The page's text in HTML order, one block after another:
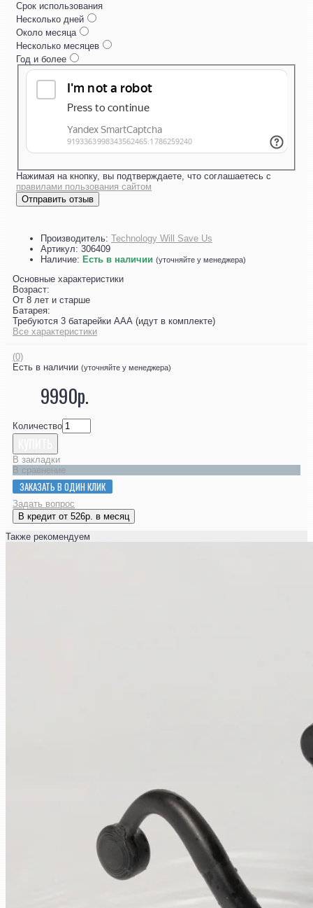
Срок использования
Несколько дней
Около месяца
Несколько месяцев
Год и более
Нажимая на кнопку, вы подтверждаете, что соглашаетесь с
правилами пользования сайтом
Отправить отзыв
Производитель: Technology Will Save Us
Артикул: 306409
Наличие: Есть в наличии (уточняйте у менеджера)
Основные характеристики
Возраст:
От 8 лет и старше
Батарея:
Требуются 3 батарейки ААА (идут в комплекте)
Все характеристики
(0)
Есть в наличии (уточняйте у менеджера)
9990р.
Количество
В закладки
В сравнение
ЗАКАЗАТЬ В ОДИН КЛИК
Задать вопрос
В кредит от 526р. в месяц
Также рекомендуем